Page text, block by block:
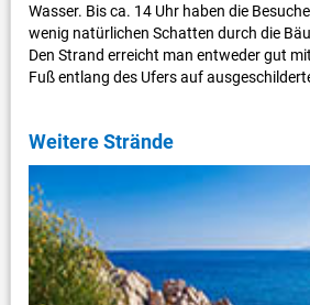
Wasser. Bis ca. 14 Uhr haben die
wenig natürlichen Schatten durch die
Den Strand erreicht man entweder gut
Fuß entlang des Ufers auf
Weitere Strände